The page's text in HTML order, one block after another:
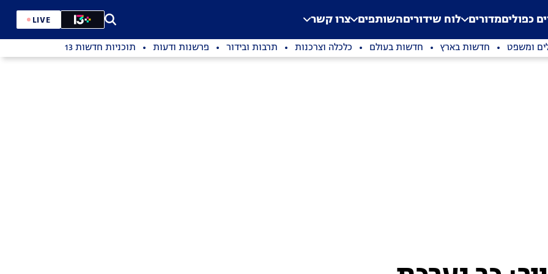
Application error: a
. כפוליםמדורים לוח שידוריםהשותפים צרו קשר LIVE
ומשפט חדשות בארץ חדשות בעולם כלכלה וצרכנות תרבות ובידור פרשנות ודעות תוכניות חדשות 13